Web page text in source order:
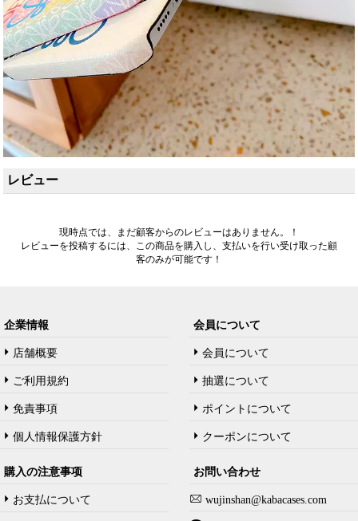
レビュー
現時点では、まだ顧客からのレビューはありません。！
レビューを投稿するには、この商品を購入し、支払いを行い受け取った顧
客のみが可能です！
企業情報
店舗概要
ご利用規約
免責事項
個人情報保護方針
会員について
会員について
抽選について
ポイントについて
クーポンについて
購入の注意事项
お支払について
お問い合わせ
wujinshan@kabacases.com